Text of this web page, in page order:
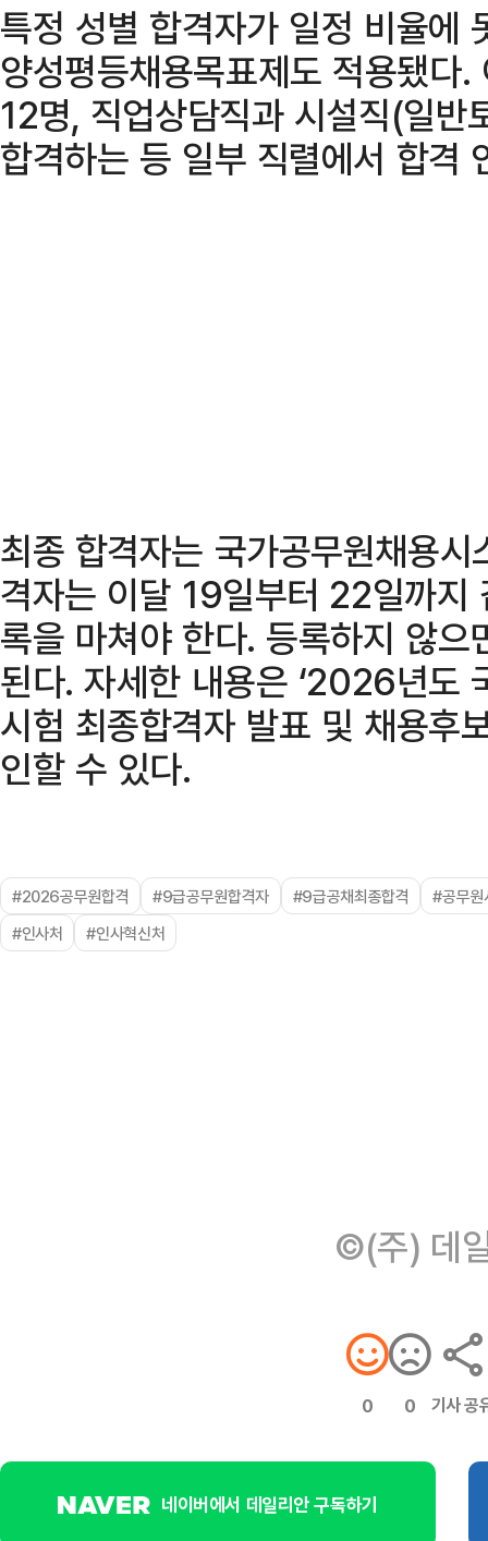
특정 성별 합격자가 일정 비율에
양성평등채용목표제도 적용됐다
12명, 직업상담직과 시설직(일
합격하는 등 일부 직렬에서 합격
최종 합격자는 국가공무원채용
격자는 이달 19일부터 22일까지
록을 마쳐야 한다. 등록하지 않
된다. 자세한 내용은 ‘2026년도
시험 최종합격자 발표 및 채용후
인할 수 있다.
#2026공무원합격 #9급공무원합격자 #9급공채최종합격
#공무원
#인사처
#인사혁신처
©(주) 데
0 0 기사 공
네이버에서 데일리안 구독하기